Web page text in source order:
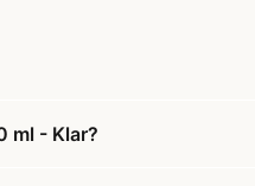
ml - Klar?